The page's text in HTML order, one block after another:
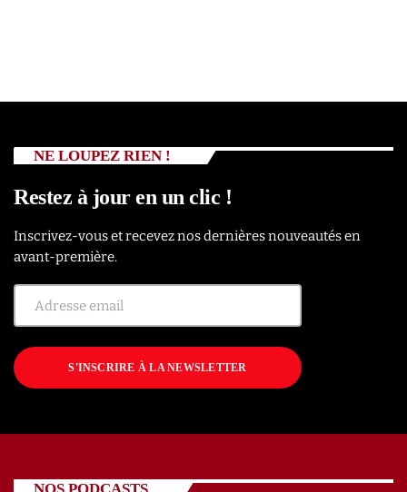
NE LOUPEZ RIEN !
Restez à jour en un clic !
Inscrivez-vous et recevez nos dernières nouveautés en
avant-première.
S'INSCRIRE À LA NEWSLETTER